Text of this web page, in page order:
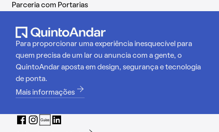
Parceria com Portarias
Para proporcionar uma experiência inesquecível para
quem precisa de um lar ou anuncia com a gente, o
QuintoAndar aposta em design, segurança e tecnologia
de ponta.
Mais informações